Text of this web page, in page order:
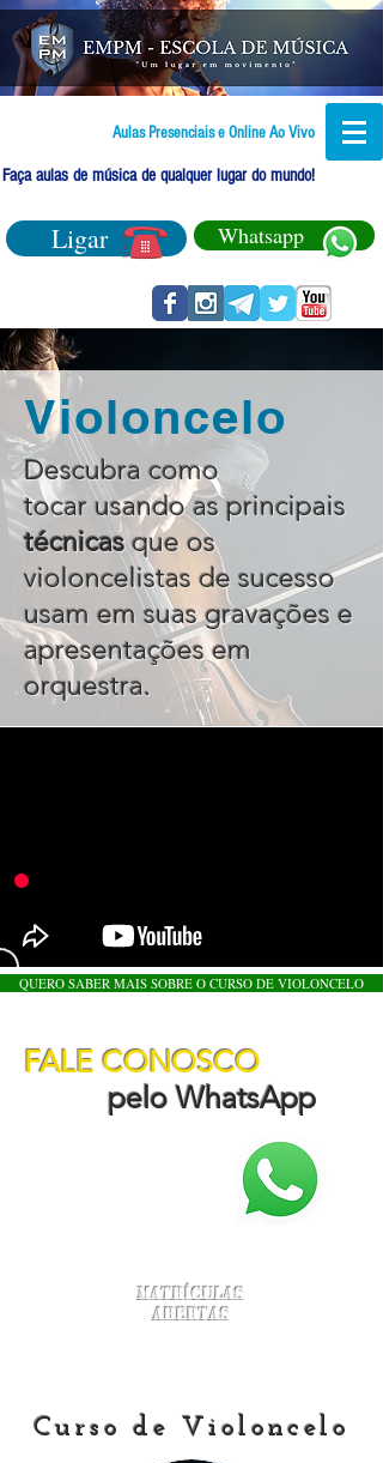
Aulas Presenciais e Online Ao Vivo
Faça aulas de música de qualquer lugar do mundo!
Ligar Whatsapp
Violoncelo
Descubra como
tocar usando as principais
técnicasque os
violoncelistas de sucesso
usam em suas gravações e
apresentações em
orquestra.
QUERO SABER MAIS SOBRE O CURSO DE VIOLONCELO
FALE CONOSCO
pelo WhatsApp
Matrículas
Abertas
Curso de Violoncelo